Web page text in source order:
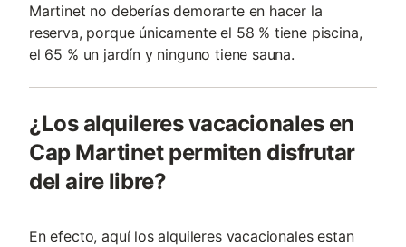
Martinet no deberías demorarte en hacer la
reserva, porque únicamente el 58 % tiene piscina,
el 65 % un jardín y ninguno tiene sauna.
¿Los alquileres vacacionales en
Cap Martinet permiten disfrutar
del aire libre?
En efecto, aquí los alquileres vacacionales estan